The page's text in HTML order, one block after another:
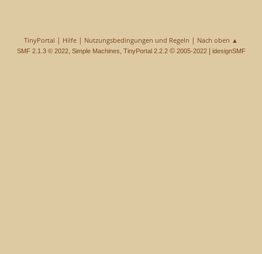
TinyPortal | Hilfe | Nutzungsbedingungen und Regeln | Nach oben ▲
SMF 2.1.3 © 2022, Simple Machines, TinyPortal 2.2.2© 2005-2022| idesignSMF